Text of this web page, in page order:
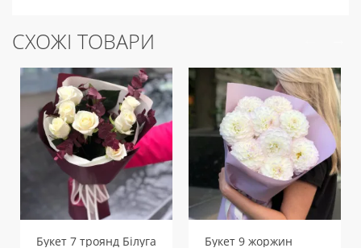
СХОЖІ ТОВАРИ
Букет 7 троянд Білуга Букет 9 жоржин